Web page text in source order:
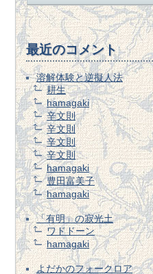
最近のコメント
溶解体験と逆擬人法
耕生
hamagaki
辛文則
辛文則
辛文則
辛文則
hamagaki
豊田富美子
hamagaki
「有明」の寂光土
ワドドーン
hamagaki
よだかのフォークロア